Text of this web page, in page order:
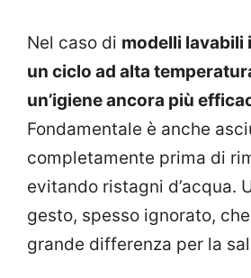
Nel caso di modelli lavabili
un ciclo ad alta
un’igiene ancora più
Fondamentale è anche
completamente prima di
evitando ristagni d’acqua.
gesto, spesso ignorato,
grande differenza per la